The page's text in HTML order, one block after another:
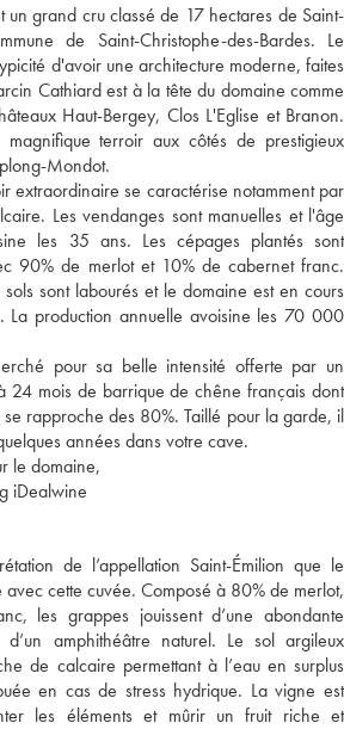
un grand cru classé de 17 hectares de Saint-
de Saint-Christophe-des-Bardes. Le
d'avoir une architecture moderne, faites
Cathiard est à la tête du domaine comme
Haut-Bergey, Clos L'Eglise et Branon.
terroir aux côtés de prestigieux
Mondot.
extraordinaire se caractérise notamment par
Les vendanges sont manuelles et l'âge
les 35 ans. Les cépages plantés sont
90% de merlot et 10% de cabernet franc.
sont labourés et le domaine est en cours
La production annuelle avoisine les 70 000
pour sa belle intensité offerte par un
24 mois de barrique de chêne français dont
rapproche des 80%. Taillé pour la garde, il
années dans votre cave.
le domaine,
iDealwine
de l’appellation Saint-Émilion que le
cette cuvée. Composé à 80% de merlot,
les grappes jouissent d’une abondante
amphithéâtre naturel. Le sol argileux
de calcaire permettant à l’eau en surplus
en cas de stress hydrique. La vigne est
les éléments et mûrir un fruit riche et